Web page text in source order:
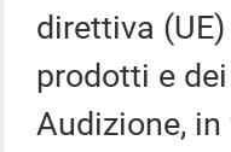
direttiva
prodotti e
Audizione,